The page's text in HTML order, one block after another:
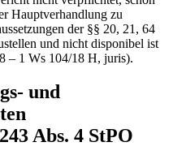
Hauptverhandlung zu
der §§ 20, 21, 64
und nicht disponibel ist
– 1 Ws 104/18 H, juris).
und
Abs. 4 StPO